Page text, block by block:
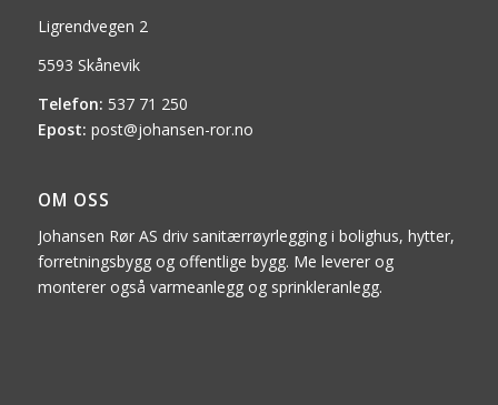
Ligrendvegen 2
5593 Skånevik
Telefon: 537 71 250
Epost: post@johansen-ror.no
OM OSS
Johansen Rør AS driv sanitærrøyrlegging i bolighus, hytter,
forretningsbygg og offentlige bygg. Me leverer og
monterer også varmeanlegg og sprinkleranlegg.